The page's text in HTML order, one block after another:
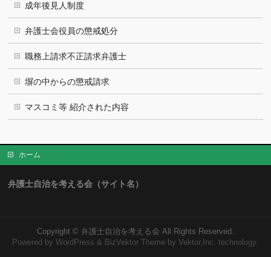
成年後見人制度
弁護士会役員の懲戒処分
職務上請求不正請求弁護士
塀の中からの懲戒請求
マスコミ等 紹介された内容
ホーム
弁護士自治を考える会（サイト名）
Copyright © 弁護士自治を考える会 All Rights Reserved.
Powered byWordPress & BizVektor Theme by Vektor,Inc. technology.